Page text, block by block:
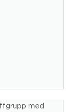
med